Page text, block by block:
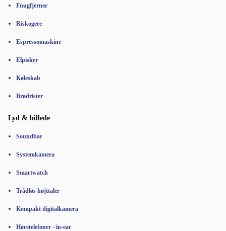
Fnugfjerner
Riskogere
Espressomaskine
Elpisker
Køleskab
Brødrister
Lyd & billede
Soundbar
Systemkamera
Smartwatch
Trådløs højttaler
Kompakt digitalkamera
Høretelefoner - in-ear